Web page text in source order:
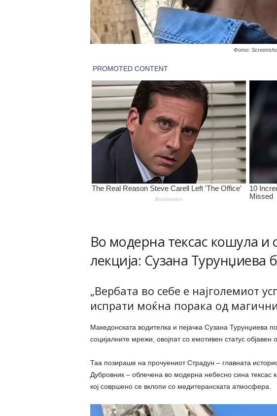
Фото:
Во модерна тексас кошула и
лекција: Сузана Турунџиева
„Вербата во себе е најголемиот
испрати моќна порака од
Македонската водителка и пејачка Сузана Турунџиева
социјалните мрежи, овојпат со емотивен статус објавен
Таа позираше на прочуениот Страдун – главната
Дубровник – облечена во модерна небесно сина тексас
кој совршено се вклопи со медитеранската атмосфера.